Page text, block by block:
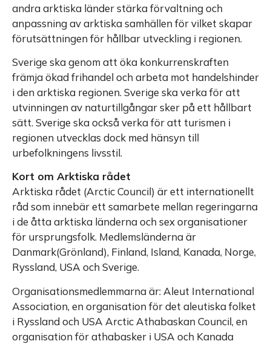
andra arktiska länder stärka förvaltning och
anpassning av arktiska samhällen för vilket skapar
förutsättningen för hållbar utveckling i regionen.
Sverige ska genom att öka konkurrenskraften
främja ökad frihandel och arbeta mot handelshinder
i den arktiska regionen. Sverige ska verka för att
utvinningen av naturtillgångar sker på ett hållbart
sätt. Sverige ska också verka för att turismen i
regionen utvecklas dock med hänsyn till
urbefolkningens livsstil.
Kort om Arktiska rådet
Arktiska rådet (Arctic Council) är ett internationellt
råd som innebär ett samarbete mellan regeringarna
i de åtta arktiska länderna och sex organisationer
för ursprungsfolk. Medlemsländerna är
Danmark(Grönland), Finland, Island, Kanada, Norge,
Ryssland, USA och Sverige.
Organisationsmedlemmarna är: Aleut International
Association, en organisation för det aleutiska folket
i Ryssland och USA Arctic Athabaskan Council, en
organisation för athabasker i USA och Kanada